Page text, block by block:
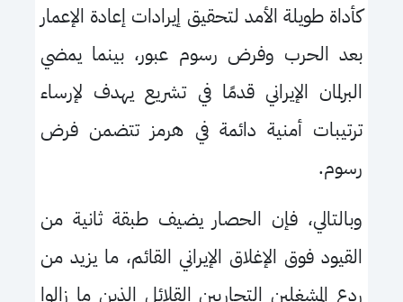
كأداة طويلة الأمد لتحقيق إيرادات إعادة الإعمار
بعد الحرب وفرض رسوم عبور، بينما يمضي
البرلمان الإيراني قدمًا في تشريع يهدف لإرساء
ترتيبات أمنية دائمة في هرمز تتضمن فرض
رسوم.
وبالتالي، فإن الحصار يضيف طبقة ثانية من
القيود فوق الإغلاق الإيراني القائم، ما يزيد من
ردع المشغلين التجاريين القلائل الذين ما زالوا